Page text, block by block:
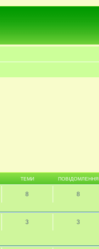
ТЕМИ ПОВІДОМЛЕННЯ
8 8
3 3